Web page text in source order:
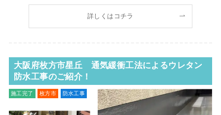
まわりからの雨漏りも非常に多いのをご存じでしょうか？特
詳しくはコチラ
大阪府枚方市星丘 通気緩衝工法によるウレタン
防水工事のご紹介！
施工完了 枚方市
防水工事